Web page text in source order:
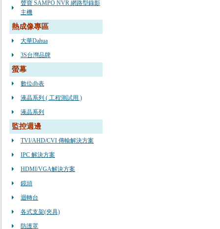
聲寶 SAMPO NVR 網路型錄影
主機
熱成像專區
大華Dahua
3S台灣品牌
螢幕
數位db表
液晶系列 ( 工程測試用 )
液晶系列
監控週邊
TVI/AHD/CVI 傳輸解決方案
IPC 解決方案
HDMI/VGA解決方案
鏡頭
迴轉台
各式支架(夾具)
防護罩